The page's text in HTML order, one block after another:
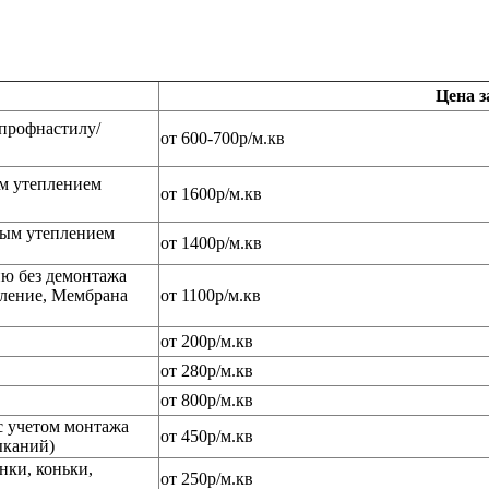
Цена
от 600-700р/м.кв
утеплением
от 1600р/м.кв
утеплением
от 1400р/м.кв
без демонтажа
Мембрана
от 1100р/м.кв
от 200р/м.кв
от 280р/м.кв
от 800р/м.кв
учетом монтажа
от 450р/м.кв
коньки,
от 250р/м.кв